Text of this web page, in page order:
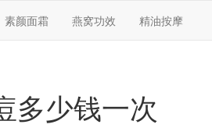
素颜面霜 燕窝功效 精油按摩
多少钱一次